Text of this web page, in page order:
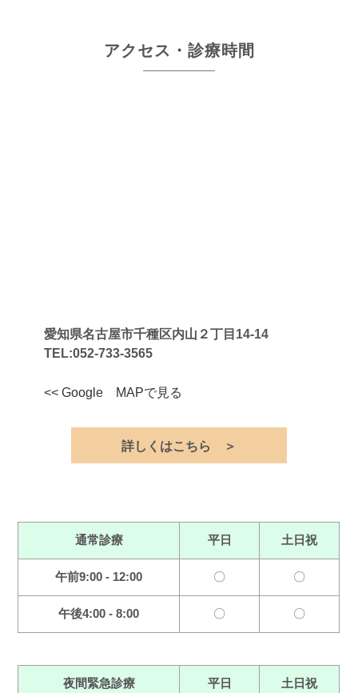
アクセス・診療時間
愛知県名古屋市千種区内山２丁目14-14
TEL:052-733-3565
<< Google MAPで見る
詳しくはこちら ＞
通常診療 平日 土日祝
午前9:00 - 12:00 〇 〇
午後4:00 - 8:00 〇 〇
夜間緊急診療 平日 土日祝